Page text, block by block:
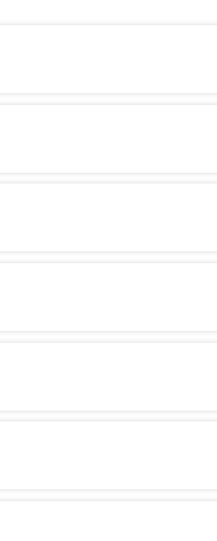
สดงบนหน้าจอในส่วนแร